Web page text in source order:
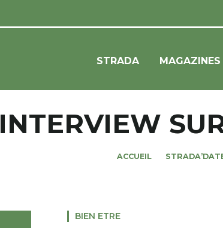
STRADA MAGAZINES
INTERVIEW
ACCUEIL
BIEN ETRE